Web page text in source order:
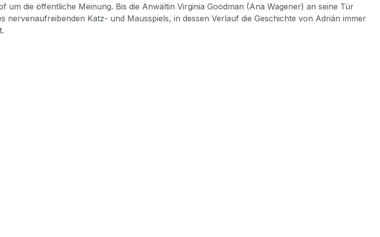
die öffentliche Meinung. Bis die Anwältin Virginia Goodman (Ana Wagener) an seine Tür
nervenaufreibenden Katz- und Mausspiels, in dessen Verlauf die Geschichte von Adrián immer